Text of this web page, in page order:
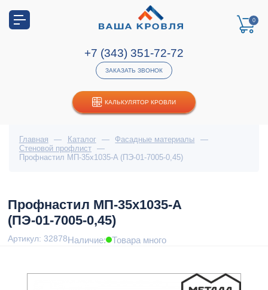
КАЛЬКУЛЯТОР КРОВЛИ
0
+7 (343) 351-72-72
ЗАКАЗАТЬ ЗВОНОК
Главная — Каталог — Фасадные материалы
—
Стеновой профлист
—
Профнастил МП-35x1035-A (ПЭ-01-7005-0,45)
Профнастил МП-35x1035-A
(ПЭ-01-7005-0,45)
Артикул: 32878Наличие: Товара много